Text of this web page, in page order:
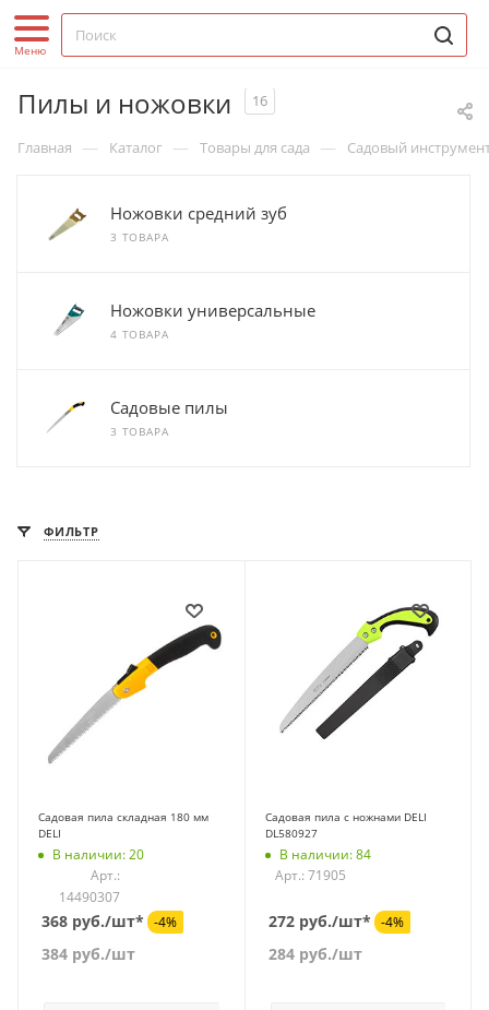
Пилы и ножовки 16
Главная — Каталог — Товары для сада — Садовый
Ножовки средний зуб
3 ТОВАРА
Ножовки универсальные
4 ТОВАРА
Садовые пилы
3 ТОВАРА
ФИЛЬТР
Садовая пила складная 180 мм
DELI
В наличии: 20
Арт.:
14490307
368 руб./шт* -4%
384 руб./шт
Садовая пила с ножнами DELI
DL580927
В наличии: 84
Арт.: 71905
272 руб./шт* -4%
284руб./шт